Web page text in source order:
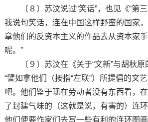
〔８〕苏汶说过“笑话”，也见《“第三
我说句笑话，连在中国这样野蛮的国家
拿他们的反资本主义的作品去从资本家
呢。”
〔９〕苏汶在《关于“文新”与胡秋原
“譬如拿他们（按指“左联”）所提倡的文
吧。他们鉴于现在劳动者没有东西看，
了封建气味的（这就是说，有害的）连
他们便要作家们去写一些有利的连环图